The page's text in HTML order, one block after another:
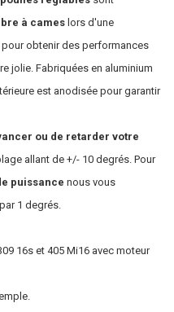
à cameslors d'une
obtenir des performances
jolie. Fabriquées en aluminium
est anodisée pour garantir
ou de retarder votre
allant de +/- 10 degrés. Pour
puissance nous vous
1 degrés.
16s et 405 Mi16 avec moteur